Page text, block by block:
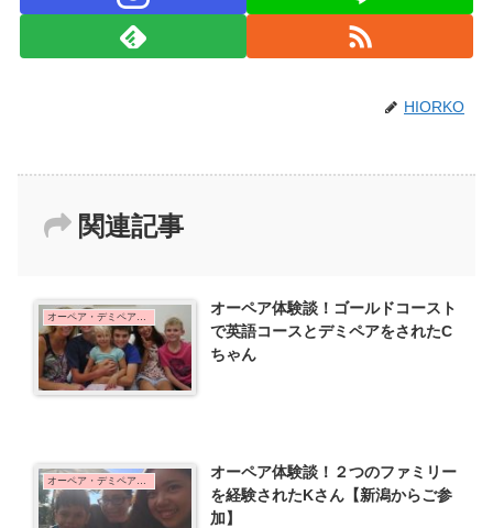
HIORKO
関連記事
オーペア・デミペア体験談
オーペア体験談！ゴールドコースト
で英語コースとデミペアをされたC
ちゃん
オーペア・デミペア体験談
オーペア体験談！２つのファミリー
を経験されたKさん【新潟からご参
加】